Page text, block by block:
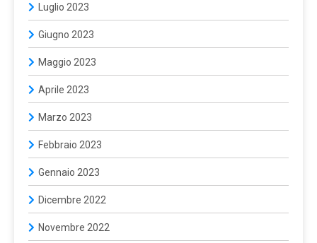
Luglio 2023
Giugno 2023
Maggio 2023
Aprile 2023
Marzo 2023
Febbraio 2023
Gennaio 2023
Dicembre 2022
Novembre 2022